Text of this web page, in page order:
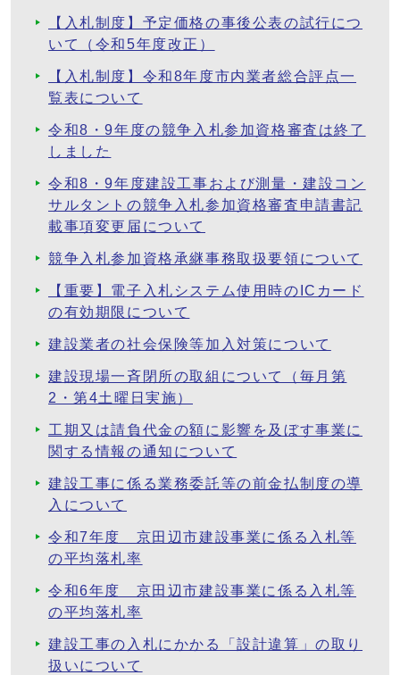
【入札制度】予定価格の事後公表の試行につ
いて（令和5年度改正）
【入札制度】令和8年度市内業者総合評点一
覧表について
令和8・9年度の競争入札参加資格審査は終了
しました
令和8・9年度建設工事および測量・建設コン
サルタントの競争入札参加資格審査申請書記
載事項変更届について
競争入札参加資格承継事務取扱要領について
【重要】電子入札システム使用時のICカード
の有効期限について
建設業者の社会保険等加入対策について
建設現場一斉閉所の取組について（毎月第
2・第4土曜日実施）
工期又は請負代金の額に影響を及ぼす事業に
関する情報の通知について
建設工事に係る業務委託等の前金払制度の導
入について
令和7年度 京田辺市建設事業に係る入札等
の平均落札率
令和6年度 京田辺市建設事業に係る入札等
の平均落札率
建設工事の入札にかかる「設計違算」の取り
扱いについて